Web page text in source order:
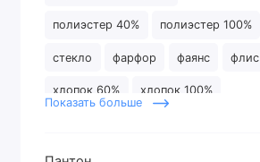
полиэстер 40% полиэстер 100%
стекло фарфор фаянс флис
хлопок 60% хлопок 100%
Показать больше